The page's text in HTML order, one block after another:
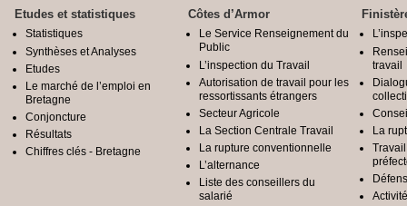
Etudes et statistiques
Statistiques
Synthèses et Analyses
Etudes
Le marché de l’emploi en
Bretagne
Conjoncture
Résultats
Chiffres clés - Bretagne
Côtes d’Armor
Le Service Renseignement du
Public
L’inspection du Travail
Autorisation de travail pour les
ressortissants étrangers
Secteur Agricole
La Section Centrale Travail
La rupture conventionnelle
L’alternance
Liste des conseillers du
salarié
travail
La